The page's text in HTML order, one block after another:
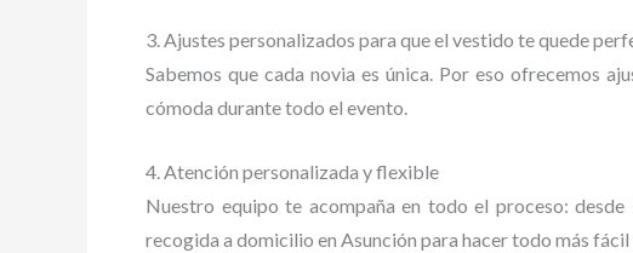
3. Ajustes personalizados para que el vestido te quede
Sabemos que cada novia es única. Por eso ofrecemos
cómoda durante todo el evento.
4. Atención personalizada y flexible
Nuestro equipo te acompaña en todo el proceso:
recogida a domicilio en Asunción para hacer todo más